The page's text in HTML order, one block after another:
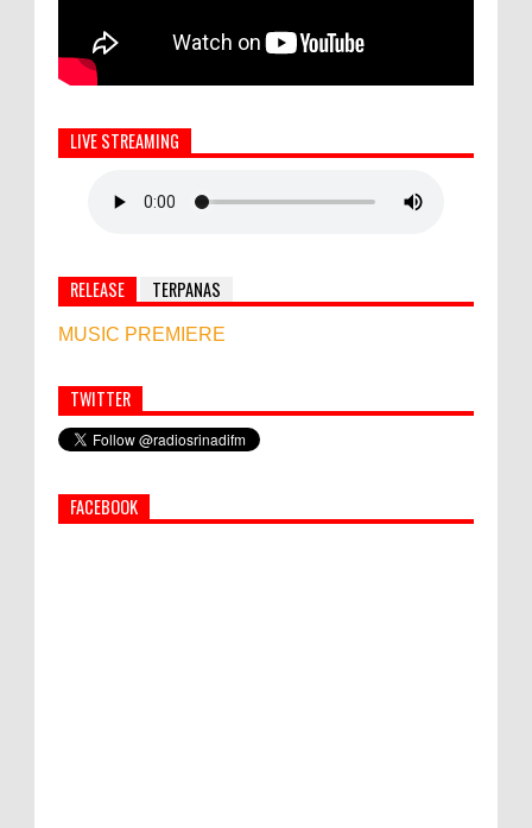
LIVE STREAMING
RELEASE TERPANAS
MUSIC PREMIERE
Simbol Persahabatan, RI Bangun Islamic Centre di
Afghanistan
PEMKAB KLUNGKUNG GELAR PASAR
TWITTER
FACEBOOK